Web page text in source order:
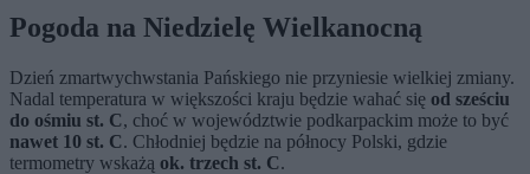
Pogoda na Niedzielę Wielkanocną
Dzień zmartwychwstania Pańskiego nie przyniesie wielkiej zmiany.
Nadal temperatura w większości kraju będzie wahać się od sześciu
do ośmiu st. C, choć w województwie podkarpackim może to być
nawet 10 st. C. Chłodniej będzie na północy Polski, gdzie
termometry wskażą ok. trzech st. C.